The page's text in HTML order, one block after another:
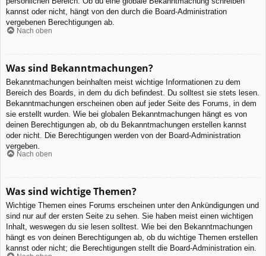
kannst oder nicht, hängt von den durch die Board-Administration
vergebenen Berechtigungen ab.
Nach oben
Was sind Bekanntmachungen?
Bekanntmachungen beinhalten meist wichtige Informationen zu dem
Bereich des Boards, in dem du dich befindest. Du solltest sie stets lesen.
Bekanntmachungen erscheinen oben auf jeder Seite des Forums, in dem
sie erstellt wurden. Wie bei globalen Bekanntmachungen hängt es von
deinen Berechtigungen ab, ob du Bekanntmachungen erstellen kannst
oder nicht. Die Berechtigungen werden von der Board-Administration
vergeben.
Nach oben
Was sind wichtige Themen?
Wichtige Themen eines Forums erscheinen unter den Ankündigungen und
sind nur auf der ersten Seite zu sehen. Sie haben meist einen wichtigen
Inhalt, weswegen du sie lesen solltest. Wie bei den Bekanntmachungen
hängt es von deinen Berechtigungen ab, ob du wichtige Themen erstellen
kannst oder nicht; die Berechtigungen stellt die Board-Administration ein.